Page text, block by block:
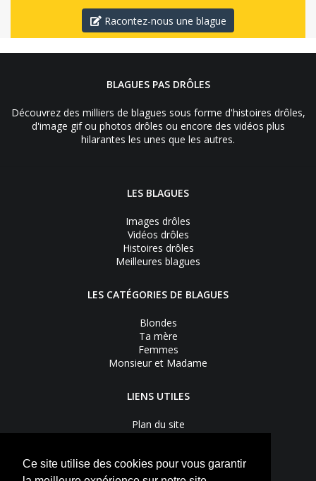
Ce site utilise des cookies pour vous garantir
Racontez-nous une blague
BLAGUES PAS DRÔLES
Découvrez des milliers de blagues sous forme d'histoires drôles,
d'image gif ou photos drôles ou encore des vidéos plus
hilarantes les unes que les autres.
LES BLAGUES
Images drôles
Vidéos drôles
Histoires drôles
Meilleures blagues
LES CATÉGORIES DE BLAGUES
Blondes
Ta mère
Femmes
Monsieur et Madame
LIENS UTILES
Plan du site
Nous contacter
Mentions légales
Vie privée